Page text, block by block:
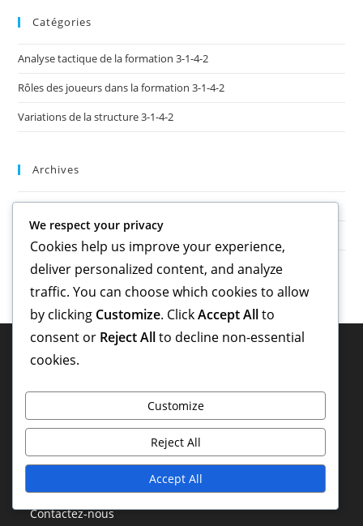
Catégories
Analyse tactique de la formation 3-1-4-2
Rôles des joueurs dans la formation 3-1-4-2
Variations de la structure 3-1-4-2
Archives
February 2026
January 2026
Mentions Légales
Termes et conditions
Qui nous sommes
Contactez-nous
We respect your privacy
Cookies help us improve your experience,
deliver personalized content, and analyze
traffic. You can choose which cookies to allow
by clicking Customize. ClickAccept Allto
consent or Reject Allto decline non-essential
cookies.
Customize
Reject All
Accept All